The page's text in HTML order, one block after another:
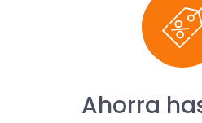
Ahorra